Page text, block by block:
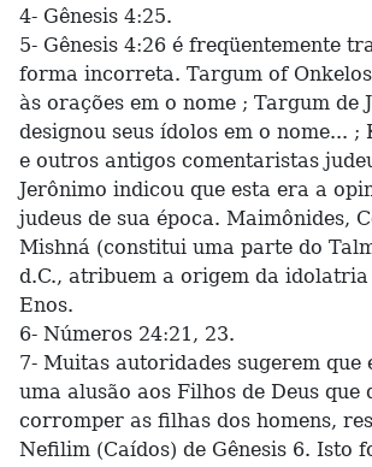
4- Gênesis 4:25.
5- Gênesis 4:26 é freqüentemente
forma incorreta. Targum of
às orações em o nome ; Targum de
designou seus ídolos em o nome... ;
e outros antigos comentaristas
Jerônimo indicou que esta era a
judeus de sua época. Maimônides,
Mishná (constitui uma parte do
d.C., atribuem a origem da idolatria
Enos.
6- Números 24:21, 23.
7- Muitas autoridades sugerem que
uma alusão aos Filhos de Deus que
corromper as filhas dos homens,
Nefilim (Caídos) de Gênesis 6. Isto